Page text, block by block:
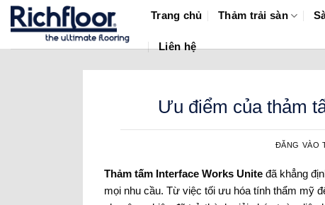
Bỏ
qua
Trang chủ Thảm trải sàn
Liên hệ
Ưu điểm của thảm
ĐĂNG VÀO
Thảm tấm Interface Works Unite đã khẳng
mọi nhu cầu. Từ việc tối ưu hóa tính thẩm mỹ